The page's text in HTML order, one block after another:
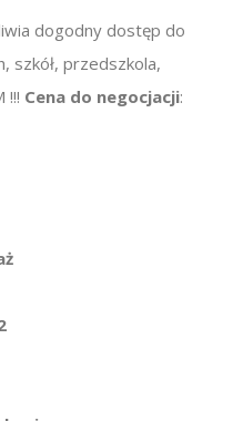
dogodny dostęp do
szkół, przedszkola,
!!! Cena do negocjacji: